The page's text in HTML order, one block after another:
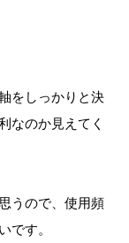
をしっかりと決
なのか見えてく
うので、使用頻
です。